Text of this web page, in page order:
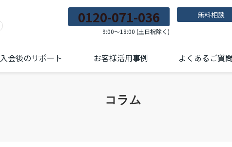
0120-071-036
9:00～18:00 (土日祝除く)
無料相談
入会後のサポート お客様活用事例 よくあるご質
コラム